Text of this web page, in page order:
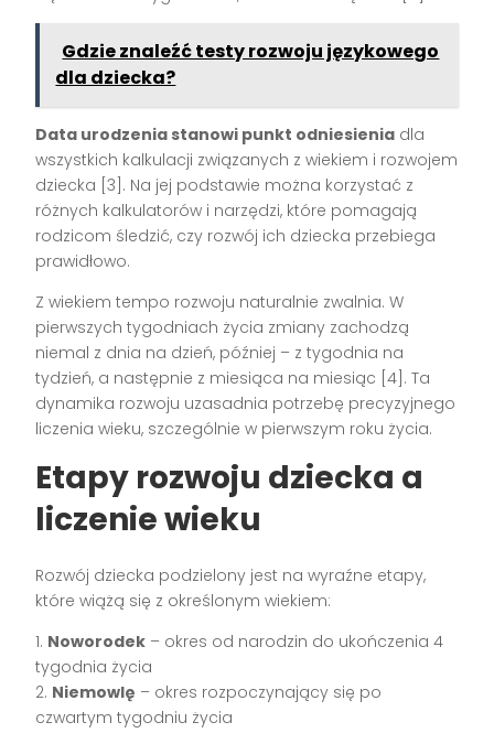
Gdzie znaleźć testy rozwoju językowego
dla dziecka?
Data urodzenia stanowi punkt odniesienia dla
wszystkich kalkulacji związanych z wiekiem i rozwojem
dziecka [3]. Na jej podstawie można korzystać z
różnych kalkulatorów i narzędzi, które pomagają
rodzicom śledzić, czy rozwój ich dziecka przebiega
prawidłowo.
Z wiekiem tempo rozwoju naturalnie zwalnia. W
pierwszych tygodniach życia zmiany zachodzą
niemal z dnia na dzień, później – z tygodnia na
tydzień, a następnie z miesiąca na miesiąc [4]. Ta
dynamika rozwoju uzasadnia potrzebę precyzyjnego
liczenia wieku, szczególnie w pierwszym roku życia.
Etapy rozwoju dziecka a
liczenie wieku
Rozwój dziecka podzielony jest na wyraźne etapy,
które wiążą się z określonym wiekiem:
1. Noworodek – okres od narodzin do ukończenia 4
tygodnia życia
2. Niemowlę – okres rozpoczynający się po
czwartym tygodniu życia